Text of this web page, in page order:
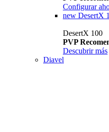
Configurar
new DesertX
DesertX 100
PVP
Descubrir más
Diavel